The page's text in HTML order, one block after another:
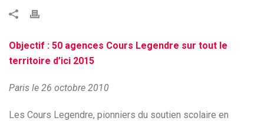
Objectif : 50 agences Cours Legendre sur tout le
territoire d’ici 2015
Paris le 26 octobre 2010
Les Cours Legendre, pionniers du soutien scolaire en